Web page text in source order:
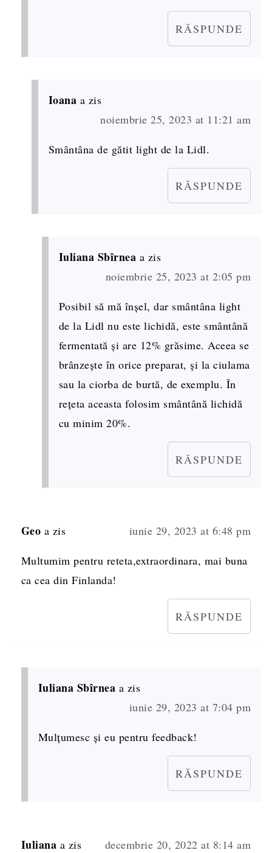
RĂSPUNDE
Ioana a zis
noiembrie 25, 2023 at 11:21 am
Smântâna de gătit light de la Lidl.
RĂSPUNDE
Iuliana Sbîrnea a zis
noiembrie 25, 2023 at 2:05 pm
Posibil să mă înșel, dar smântâna light
de la Lidl nu este lichidă, este smântână
fermentată și are 12% grăsime. Aceea se
brânzește în orice preparat, și la ciulama
sau la ciorba de burtă, de exemplu. În
rețeta aceasta folosim smântână lichidă
cu minim 20%.
RĂSPUNDE
Geo a zis iunie 29, 2023 at 6:48 pm
Multumim pentru reteta,extraordinara, mai buna
ca cea din Finlanda!
RĂSPUNDE
Iuliana Sbîrnea a zis
iunie 29, 2023 at 7:04 pm
Mulțumesc și eu pentru feedback!
RĂSPUNDE
Iuliana a zis decembrie 20, 2022 at 8:14 am